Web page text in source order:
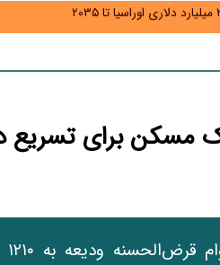
شبکه کمتر توسعه می‌یابد
سیاست‌های مالیاتی در حمایت از تولید
مسکن برای تسریع